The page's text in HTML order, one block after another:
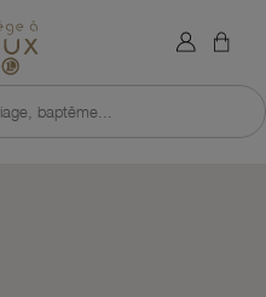
Retour à l'accueil du site
baptême...
×